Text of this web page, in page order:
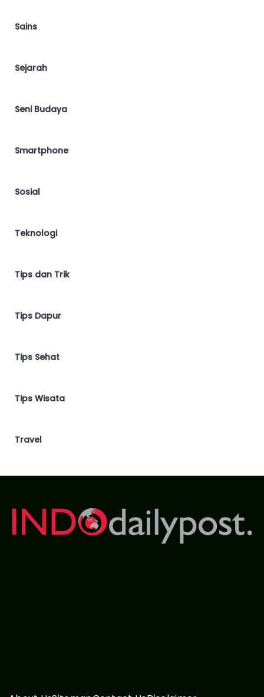
Sains
Sejarah
Seni Budaya
Smartphone
Sosial
Teknologi
Tips dan Trik
Tips Dapur
Tips Sehat
Tips Wisata
Travel